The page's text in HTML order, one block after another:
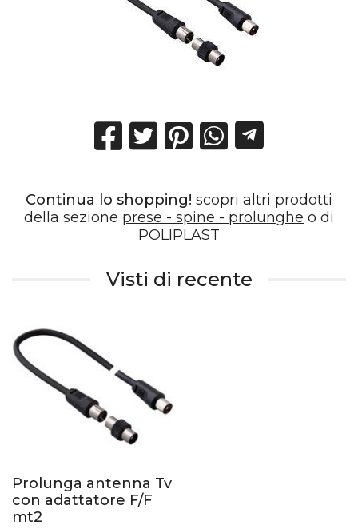
Continua lo shopping! scopri altri prodotti
della sezione prese - spine - prolunghe o di
POLIPLAST
Visti di recente
Prolunga antenna Tv
con adattatore F/F
mt2